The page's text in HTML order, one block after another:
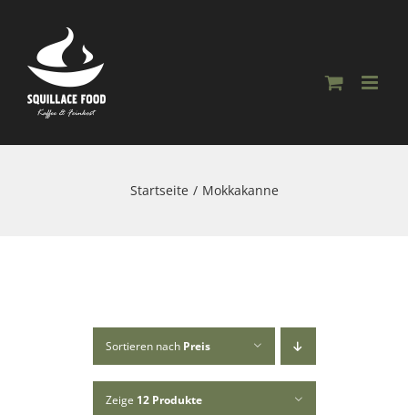
content
Startseite Mokkakanne
Sortieren nach Preis
Zeige 12 Produkte